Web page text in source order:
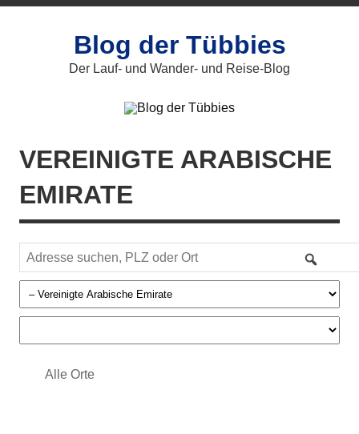
Zum
Blog der Tübbies
Der Lauf- und Wander- und Reise-Blog
VEREINIGTE ARABISCHE
EMIRATE
Alle Orte